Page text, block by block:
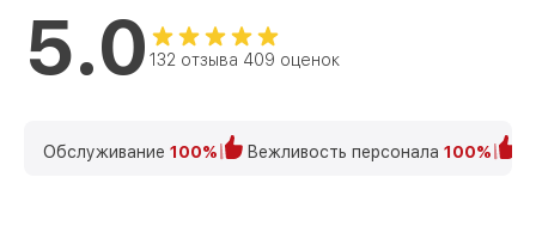
5.0 132 отзыва 409 оценок
Обслуживание 100% Вежливость персонала 100%